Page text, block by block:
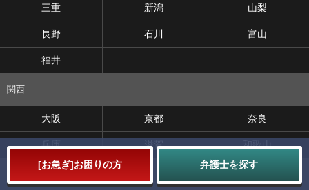
[お急ぎ]お困りの方 弁護士を探す
三重 新潟 山梨
長野 石川 富山
福井
関西
大阪 京都 奈良
兵庫 滋賀 和歌山